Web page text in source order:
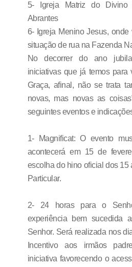
5- Igreja Matriz do Divino
Abrantes
6- Igreja Menino Jesus,
situação de rua na Fazenda
No decorrer do ano
iniciativas que já temos para
Graça, afinal, não se trata
novas, mas novas as
seguintes eventos e
1- Magnificat: O evento
acontecerá em 15 de
escolha do hino oficial dos 15
Particular.
2- 24 horas para o
experiência bem sucedida
Senhor. Será realizada nos
Incentivo aos irmãos
iniciativa favorecendo o